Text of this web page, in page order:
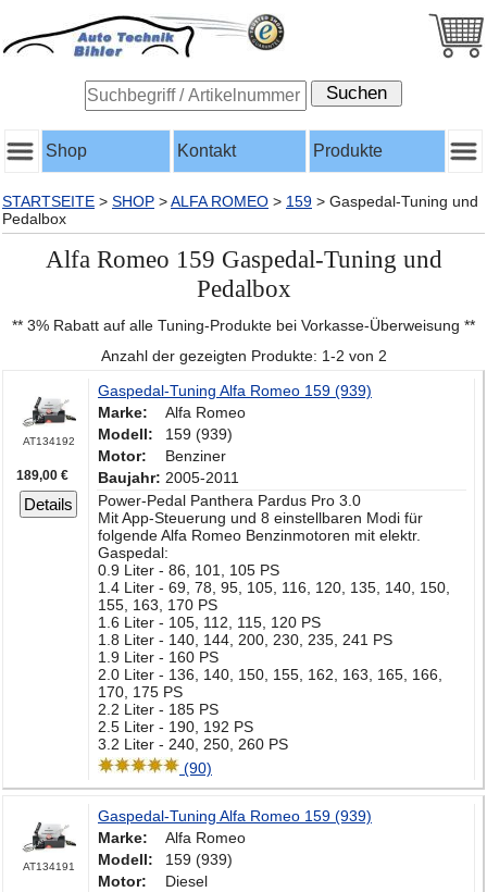
Shop Kontakt Produkte
STARTSEITE > SHOP >ALFA ROMEO > 159 > Gaspedal-Tuning und
Pedalbox
Alfa Romeo 159 Gaspedal-Tuning und
Pedalbox
** 3% Rabatt auf alle Tuning-Produkte bei Vorkasse-Überweisung **
Anzahl der gezeigten Produkte: 1-2 von 2
AT134192
189,00 €
Details
Gaspedal-Tuning Alfa Romeo 159 (939)
Marke:
Alfa Romeo
Modell:
159 (939)
Motor:
Benziner
Baujahr: 2005-2011
Power-Pedal Panthera Pardus Pro 3.0
Mit App-Steuerung und 8 einstellbaren Modi für
folgende Alfa Romeo Benzinmotoren mit elektr.
Gaspedal:
0.9 Liter - 86, 101, 105 PS
1.4 Liter - 69, 78, 95, 105, 116, 120, 135, 140, 150,
155, 163, 170 PS
1.6 Liter - 105, 112, 115, 120 PS
1.8 Liter - 140, 144, 200, 230, 235, 241 PS
1.9 Liter - 160 PS
2.0 Liter - 136, 140, 150, 155, 162, 163, 165, 166,
170, 175 PS
2.2 Liter - 185 PS
2.5 Liter - 190, 192 PS
3.2 Liter - 240, 250, 260 PS
(90)
AT134191
Gaspedal-Tuning Alfa Romeo 159 (939)
Marke:
Alfa Romeo
Modell:
159 (939)
Motor:
Diesel